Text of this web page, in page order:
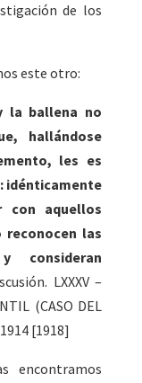
de los
este otro:
la ballena no
hallándose
les es
idénticamente
con aquellos
las
consideran
LXXXV –
(CASO DEL
[1918]
encontramos